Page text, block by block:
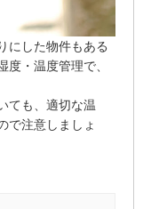
にした物件もある
・温度管理で、
ても、適切な温
で注意しましょ